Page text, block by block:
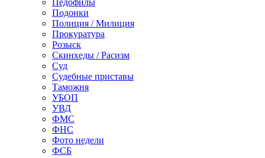
Подонки
Полиция / Милиция
Прокуратура
Розыск
Скинхеды / Расизм
Суд
Судебные приставы
Таможня
УБОП
УВД
ФМС
ФНС
Фото недели
ФСБ